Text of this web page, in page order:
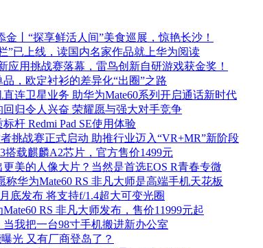
金丨“探享鲜活人间”美食巡展，惊艳长沙！
”已上线，读国内名家作品就上华为阅读
应用挑战赛落幕，雷鸟创新自研游戏获金奖！
，欧定衬衫的差异化“出圈”之路
连卫星业务 助华为Mate60系列开启通话新时代
归令人兴奋 荣耀愿与强大对手竞争
杆 Redmi Pad SE使用体验
挑战赛正式启动 助推行业迈入“VR+MR”新阶段
3搭载麒麟A2芯片，官方售价1499元
美的人像大片？当然是首选EOS R青春专微
称华为Mate60 RS 非凡大师是高端手机天花板
底发布 将支持f/1.4超大可变光圈
RS 非凡大师发布，售价11999元起
我把一台98寸手机搬进新办公室
光 又有厂商登岛了？